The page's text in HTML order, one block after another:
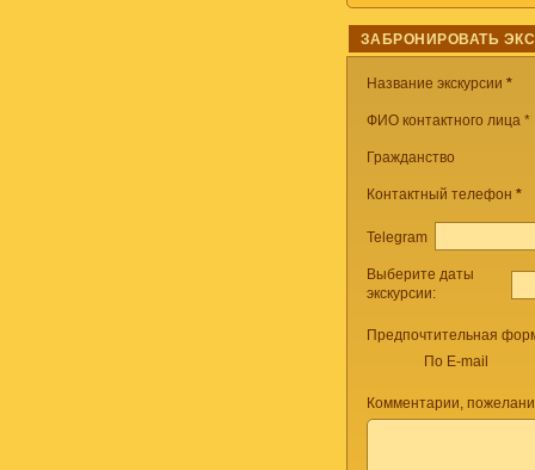
ЗАБРОНИРОВАТЬ
Название экскурсии *
ФИО контактного лица *
Гражданство
Контактный телефон *
Telegram
Выберите даты
экскурсии:
Предпочтительная
По E-mail
Комментарии,